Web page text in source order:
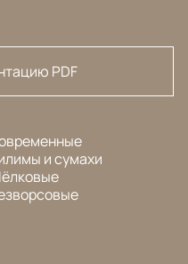
PDF
и сумахи